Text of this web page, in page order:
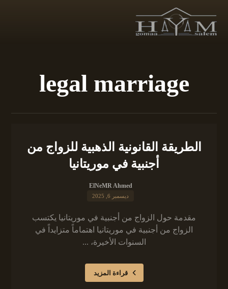
legal marriage
الطريقة القانونية الذهبية للزواج من
أجنبية في موريتانيا
ElNeMR Ahmed
ديسمبر 6, 2025
مقدمة حول الزواج من أجنبية في موريتانيا يكتسب
الزواج من أجنبية في موريتانيا اهتماماً متزايداً في
السنوات الأخيرة، ...
قراءة المزيد